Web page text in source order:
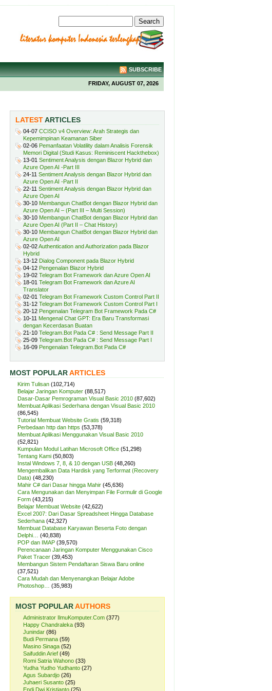
SUBSCRIBE
FRIDAY, AUGUST 07, 2026
LATESTARTICLES
04-07 CCISO v4 Overview: Arah Strategis dan
Kepemimpinan Keamanan Siber
02-06 Pemanfaatan Volatility dalam Analisis Forensik
Memori Digital (Studi Kasus: Reminiscent Hackthebox)
13-01 Sentiment Analysis dengan Blazor Hybrid dan
Azure Open AI -Part III
24-11 Sentiment Analysis dengan Blazor Hybrid dan
Azure Open AI -Part II
22-11 Sentiment Analysis dengan Blazor Hybrid dan
Azure Open AI
30-10 Membangun ChatBot dengan Blazor Hybrid dan
Azure Open AI – (Part III – Multi Session)
30-10 Membangun ChatBot dengan Blazor Hybrid dan
Azure Open AI (Part II – Chat History)
30-10 Membangun ChatBot dengan Blazor Hybrid dan
Azure Open AI
02-02Authentication and Authorization pada Blazor
Hybrid
13-12 Dialog Component pada Blazor Hybrid
04-12 Pengenalan Blazor Hybrid
19-02 Telegram Bot Framework dan Azure Open AI
18-01 Telegram Bot Framework dan Azure AI
Translator
02-01 Telegram Bot Framework Custom Control Part II
31-12 Telegram Bot Framework Custom Control Part I
20-12 Pengenalan Telegram Bot Framework Pada C#
10-11 Mengenal Chat GPT: Era Baru Transformasi
dengan Kecerdasan Buatan
21-10 Telegram.Bot Pada C# : Send Message Part II
25-09 Telegram.Bot Pada C# : Send Message Part I
16-09 Pengenalan Telegram.Bot Pada C#
MOST POPULARARTICLES
Kirim Tulisan (102,714)
Belajar Jaringan Komputer (88,517)
Dasar-Dasar Pemrograman Visual Basic 2010 (87,602)
Membuat Aplikasi Sederhana dengan Visual Basic 2010
(86,545)
Tutorial Membuat Website Gratis (59,318)
Perbedaan http dan https (53,378)
Membuat Aplikasi Menggunakan Visual Basic 2010
(52,821)
Kumpulan Modul Latihan Microsoft Office (51,298)
Tentang Kami (50,803)
Instal Windows 7, 8, & 10 dengan USB (48,260)
Mengembalikan Data Hardisk yang Terformat (Recovery
Data) (48,230)
Mahir C# dari Dasar hingga Mahir (45,636)
Cara Mengunakan dan Menyimpan File Formulir di Google
Form (43,215)
Belajar Membuat Website (42,622)
Excel 2007: Dari Dasar Spreadsheet Hingga Database
Sederhana (42,327)
Membuat Database Karyawan Beserta Foto dengan
Delphi…
(40,838)
POP dan IMAP (39,570)
Perencanaan Jaringan Komputer Menggunakan Cisco
Paket Tracer (39,453)
Membangun Sistem Pendaftaran Siswa Baru online
(37,521)
Cara Mudah dan Menyenangkan Belajar Adobe
Photoshop…
(35,983)
MOST POPULARAUTHORS
Administrator IlmuKomputer.Com (377)
Happy Chandraleka (93)
Junindar (86)
Budi Permana (59)
Masino Sinaga (52)
Saifuddin Arief (49)
Romi Satria Wahono (33)
Yudha Yudho Yudhanto (27)
Agus Subardjo (26)
Juhaeri Susanto (25)
Endi Dwi Kristianto (25)